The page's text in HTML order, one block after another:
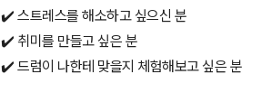
✔️ 스트레스를 해소하고 싶으신 분
✔️ 취미를 만들고 싶은 분
✔️ 드럼이 나한테 맞을지 체험해보고 싶은 분